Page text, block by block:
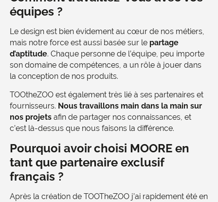
équipes ?
Le design est bien évidement au cœur de nos métiers,
mais notre force est aussi basée sur le partage
d’aptitude. Chaque personne de l’équipe, peu importe
son domaine de compétences, a un rôle à jouer dans
la conception de nos produits.
TOOtheZOO est également très lié à ses partenaires et
fournisseurs. Nous travaillons main dans la main sur
nos projets afin de partager nos connaissances, et
c’est là-dessus que nous faisons la différence.
Pourquoi avoir choisi MOORE en
tant que partenaire exclusif
français ?
Après la création de TOOTheZOO j’ai rapidement été en